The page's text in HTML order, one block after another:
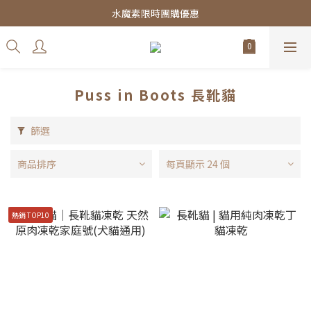
皇家飼料75折餐包$38起
水魔素限時團購優惠
皇家飼料75折餐包$38起
Puss in Boots 長靴貓
篩選
商品排序 每頁顯示 24 個
熱銷 TOP10